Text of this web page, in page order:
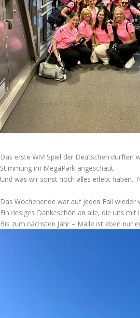
Das erste WM Spiel der Deutschen durften
Stimmung im MegaPark angeschaut.
Und was wir sonst noch alles erlebt
Das Wochenende war auf jeden Fall
Ein riesiges Dankeschön an alle, die uns
Bis zum nächsten Jahr – Malle ist eben nur